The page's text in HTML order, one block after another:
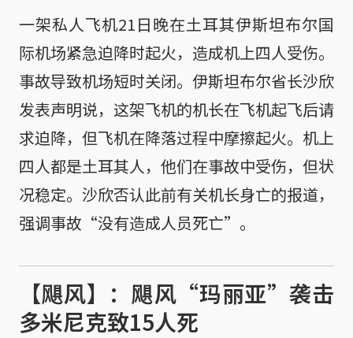
一架私人飞机21日晚在土耳其伊斯坦布尔国
际机场紧急迫降时起火，造成机上四人受伤。
事故导致机场短时关闭。伊斯坦布尔省长沙欣
发表声明说，这架飞机的机长在飞机起飞后请
求迫降，但飞机在降落过程中摩擦起火。机上
四人都是土耳其人，他们在事故中受伤，但状
况稳定。沙欣否认此前有关机长身亡的报道，
强调事故“没有造成人员死亡”。
【飓风】：飓风“玛丽亚”袭击
多米尼克致15人死